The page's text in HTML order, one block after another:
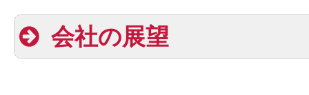
方
会社の展望